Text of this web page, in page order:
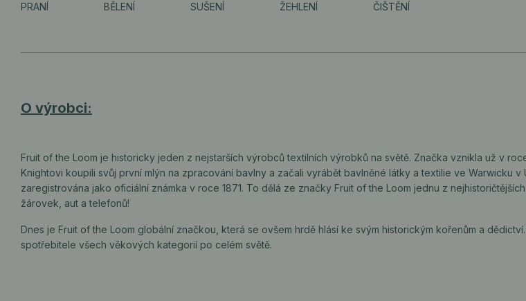
PRANÍ BĚLENÍ SUŠENÍ ŽEHLENÍ ČIŠTĚNÍ
O výrobci:
Fruit of the Loom je historicky jeden z nejstarších výrobců textilních výrobků na světě. Značka vznikla už v
Knightovi koupili svůj první mlýn na zpracování bavlny a začali vyrábět bavlněné látky a textilie ve Warwicku v
zaregistrována jako oficiální známka v roce 1871. To dělá ze značky Fruit of the Loom jednu z
žárovek, aut a telefonů!
Dnes je Fruit of the Loom globální značkou, která se ovšem hrdě hlásí ke svým historickým kořenům a
spotřebitele všech věkových kategorií po celém světě.